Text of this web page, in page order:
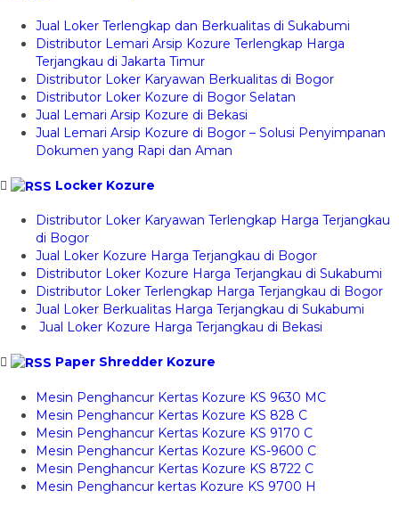
Jual Loker Terlengkap dan Berkualitas di Sukabumi
Distributor Lemari Arsip Kozure Terlengkap Harga
Terjangkau di Jakarta Timur
Distributor Loker Karyawan Berkualitas di Bogor
Distributor Loker Kozure di Bogor Selatan
Jual Lemari Arsip Kozure di Bekasi
Jual Lemari Arsip Kozure di Bogor – Solusi Penyimpanan
Dokumen yang Rapi dan Aman
Locker Kozure
Distributor Loker Karyawan Terlengkap Harga Terjangkau
di Bogor
Jual Loker Kozure Harga Terjangkau di Bogor
Distributor Loker Kozure Harga Terjangkau di Sukabumi
Distributor Loker Terlengkap Harga Terjangkau di Bogor
Jual Loker Berkualitas Harga Terjangkau di Sukabumi
Jual Loker Kozure Harga Terjangkau di Bekasi
Paper Shredder Kozure
Mesin Penghancur Kertas Kozure KS 9630 MC
Mesin Penghancur Kertas Kozure KS 828 C
Mesin Penghancur Kertas Kozure KS 9170 C
Mesin Penghancur Kertas Kozure KS-9600 C
Mesin Penghancur Kertas Kozure KS 8722 C
Mesin Penghancur kertas Kozure KS 9700 H